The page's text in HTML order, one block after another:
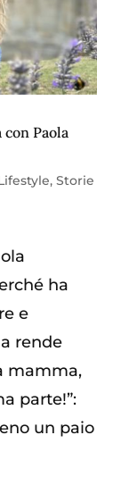
Paola
, Storie
ha
e
rende
mamma,
parte!”:
un paio